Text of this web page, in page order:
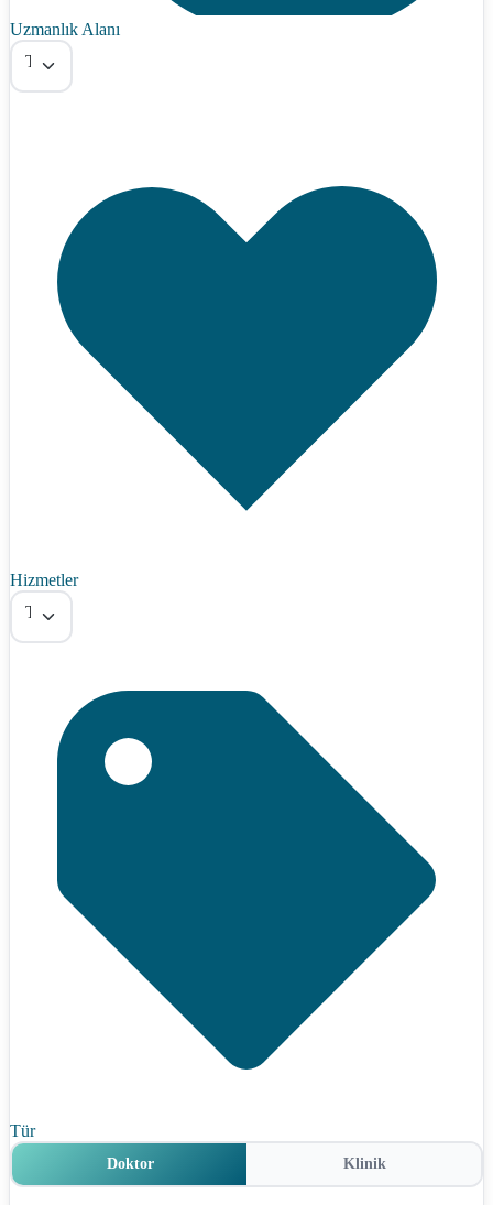
Uzmanlık Alanı
Tümü
Hizmetler
Tümü
Tür
Doktor Klinik